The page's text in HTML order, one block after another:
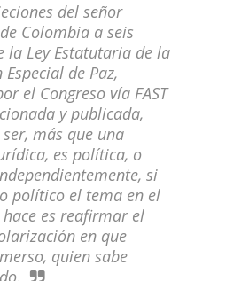
del señor
Colombia a seis
la Ley Estatutaria de la
de Paz,
el Congreso vía FAST
y publicada,
más que una
es política, o
si
político el tema en el
es reafirmar el
en que
quien sabe